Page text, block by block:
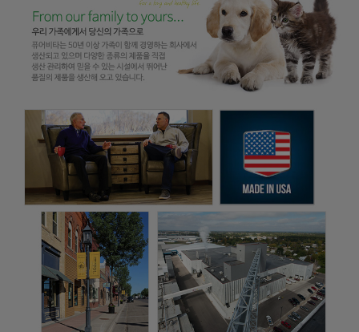
페이코 ID로
PAYCO 바로